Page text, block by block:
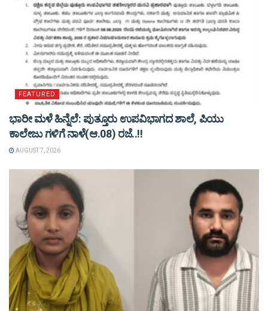
FEATURED
ಭಾರೀ ಮಳೆ ಹಿನ್ನೆಲೆ: ಪುತ್ತೂರು ಉಪವಿಭಾಗದ ಶಾಲೆ, ಪಿಯು
ಕಾಲೇಜು ಗಳಿಗೆ ನಾಳೆ(ಆ.08) ರಜೆ..!!
AUGUST 7, 2026